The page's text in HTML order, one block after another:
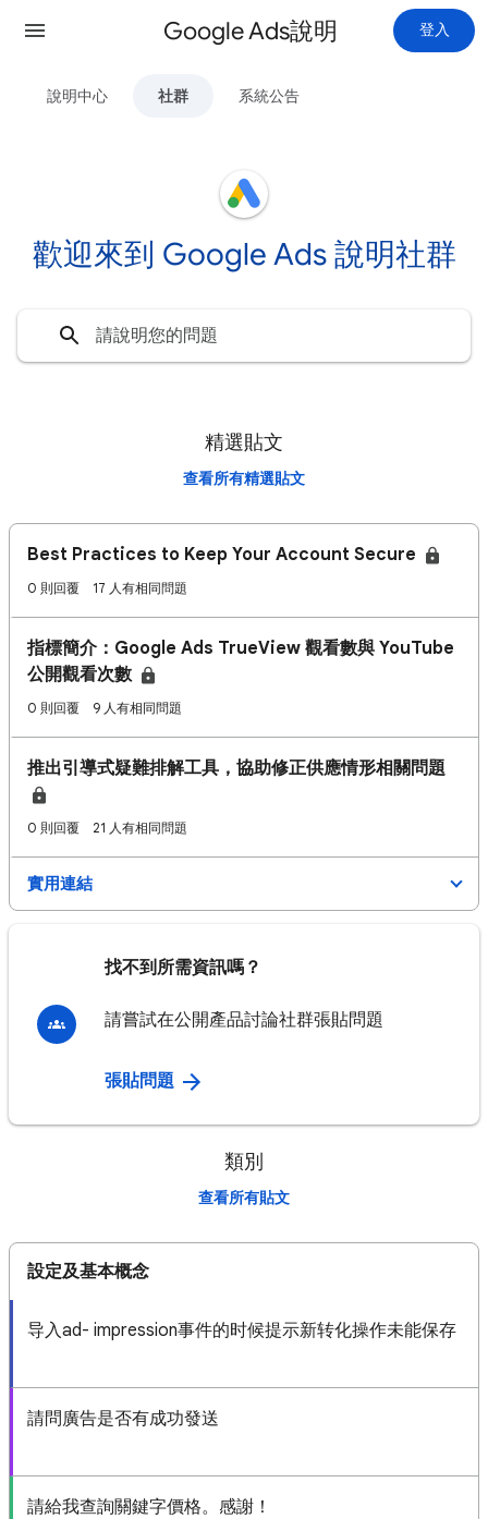
Google Ads說明 登入
說明中心 社群 系統公告
歡迎來到 Google Ads 說明社群
精選貼文
查看所有精選貼文
Best Practices to Keep Your Account Secure
0 則回覆 17 人有相同問題
指標簡介：Google Ads TrueView 觀看數與 YouTube
公開觀看次數
0 則回覆 9 人有相同問題
推出引導式疑難排解工具，協助修正供應情形相關問題
0 則回覆 21 人有相同問題
實用連結
找不到所需資訊嗎？
請嘗試在公開產品討論社群張貼問題
張貼問題
類別
查看所有貼文
設定及基本概念
导入ad- impression事件的时候提示新转化操作未能保存
請問廣告是否有成功發送
請給我查詢關鍵字價格。感謝！